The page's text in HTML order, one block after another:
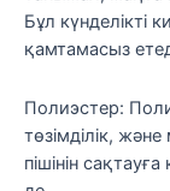
Бұл күнделікті
қамтамасыз
Полиэстер:
төзімділік,
пішінін